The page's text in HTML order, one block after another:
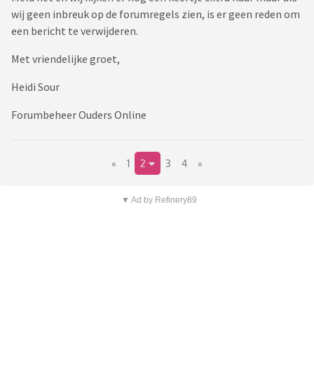
wij geen inbreuk op de forumregels zien, is er geen reden om
een bericht te verwijderen.
Met vriendelijke groet,
Heidi Sour
Forumbeheer Ouders Online
« 1 2 3 4 »
▼ Ad by Refinery89